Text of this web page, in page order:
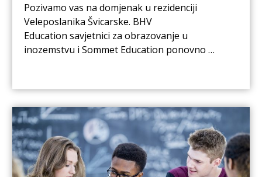
Pozivamo vas na domjenak u rezidenciji
Veleposlanika Švicarske. BHV
Education savjetnici za obrazovanje u
inozemstvu i Sommet Education ponovno …